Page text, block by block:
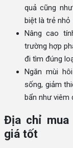
quả cũng
biệt là trẻ nhỏ
Nâng cao
trường hợp
đi tìm đúng
Ngăn mùi
sống, giảm
bẩn như viêm
Địa chỉ mua
giá tốt